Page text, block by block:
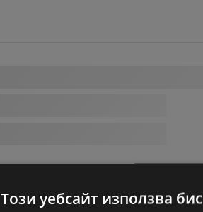
Този уебсайт използва